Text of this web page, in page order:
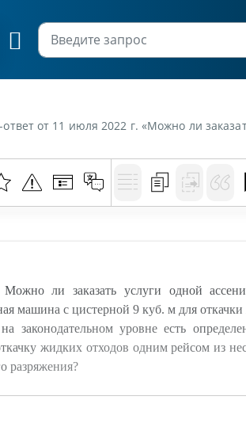
ли заказать услуги одной ассенизационной машины для обслуживания сразу нескольких участков? (К примеру: 1 ассенизационная машина с цистерной 9 куб. м для
Можно ли заказать услуги одной
машина с цистерной 9 куб. м для
законодательном уровне есть
жидких отходов одним рейсом из
разряжения?